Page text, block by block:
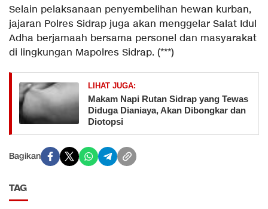
Selain pelaksanaan penyembelihan hewan kurban,
jajaran Polres Sidrap juga akan menggelar Salat Idul
Adha berjamaah bersama personel dan masyarakat
di lingkungan Mapolres Sidrap. (***)
LIHAT JUGA:
Makam Napi Rutan Sidrap yang Tewas
Diduga Dianiaya, Akan Dibongkar dan
Diotopsi
Bagikan
TAG